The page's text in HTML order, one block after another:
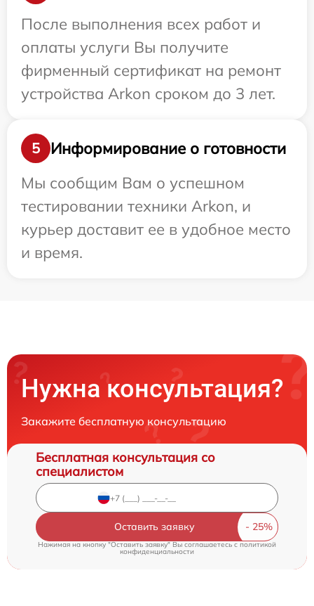
После выполнения всех работ и
оплаты услуги Вы получите
фирменный сертификат на ремонт
устройства Arkon сроком до 3 лет.
5
Информирование о готовности
Мы сообщим Вам о успешном
тестировании техники Arkon, и
курьер доставит ее в удобное место
и время.
Нужна консультация?
Закажите бесплатную консультацию
Бесплатная консультация со
специалистом
Оставить заявку
Нажимая на кнопку "Оставить заявку" Вы соглашаетесь c политикой
конфиденциальности